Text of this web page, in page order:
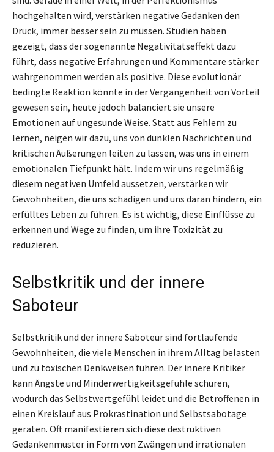
hochgehalten wird, verstärken negative Gedanken den
Druck, immer besser sein zu müssen. Studien haben
gezeigt, dass der sogenannte Negativitätseffekt dazu
führt, dass negative Erfahrungen und Kommentare stärker
wahrgenommen werden als positive. Diese evolutionär
bedingte Reaktion könnte in der Vergangenheit von Vorteil
gewesen sein, heute jedoch balanciert sie unsere
Emotionen auf ungesunde Weise. Statt aus Fehlern zu
lernen, neigen wir dazu, uns von dunklen Nachrichten und
kritischen Äußerungen leiten zu lassen, was uns in einem
emotionalen Tiefpunkt hält. Indem wir uns regelmäßig
diesem negativen Umfeld aussetzen, verstärken wir
Gewohnheiten, die uns schädigen und uns daran hindern, ein
erfülltes Leben zu führen. Es ist wichtig, diese Einflüsse zu
erkennen und Wege zu finden, um ihre Toxizität zu
reduzieren.
Selbstkritik und der innere
Saboteur
Selbstkritik und der innere Saboteur sind fortlaufende
Gewohnheiten, die viele Menschen in ihrem Alltag belasten
und zu toxischen Denkweisen führen. Der innere Kritiker
kann Ängste und Minderwertigkeitsgefühle schüren,
wodurch das Selbstwertgefühl leidet und die Betroffenen in
einen Kreislauf aus Prokrastination und Selbstsabotage
geraten. Oft manifestieren sich diese destruktiven
Gedankenmuster in Form von Zwängen und irrationalen